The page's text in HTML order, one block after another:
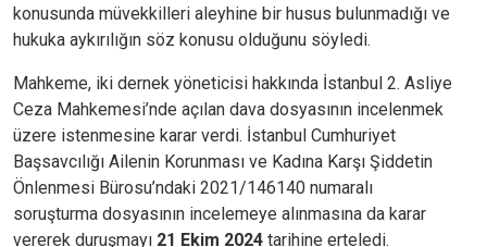
konusunda müvekkilleri aleyhine bir husus bulunmadığı ve
hukuka aykırılığın söz konusu olduğunu söyledi.
Mahkeme, iki dernek yöneticisi hakkında İstanbul 2. Asliye
Ceza Mahkemesi’nde açılan dava dosyasının incelenmek
üzere istenmesine karar verdi. İstanbul Cumhuriyet
Başsavcılığı Ailenin Korunması ve Kadına Karşı Şiddetin
Önlenmesi Bürosu’ndaki 2021/146140 numaralı
soruşturma dosyasının incelemeye alınmasına da karar
vererek duruşmayı 21 Ekim 2024 tarihine erteledi.